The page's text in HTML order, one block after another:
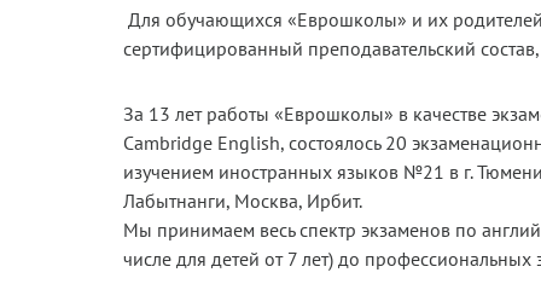
Для обучающихся «Еврошколы» и их родителей
сертифицированный преподавательский
За 13 лет работы «Еврошколы» в качестве
Cambridge English, состоялось 20
изучением иностранных языков №21 в г.
Лабытнанги, Москва, Ирбит.
Мы принимаем весь спектр экзаменов по
числе для детей от 7 лет) до